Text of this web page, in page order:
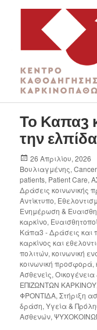
K3
ΚΕΝΤΡΟ ΚΑΘΟΔΗΓΗΣΗΣ
Το Καπα3
την
26 Απριλίου, 2026
Βουλιαγμένης,
patients, Patient Care,
Δράσεις κοινωνικής
Αντίκτυπο,
Ενημέρωση &
καρκίνο,
Κάπα3 - Δράσεις και
καρκίνος και
πολιτών,κοινωνική
κοινωνική προσφορά,
Ασθενείς,Οικογένεια
ΕΠΙΖΩΝΤΩΝ ΚΑΡΚΙΝΟΥ
ΦΡΟΝΤΙΔΑ,Στήριξη
δράση,Υγεία &
Ασθενών,